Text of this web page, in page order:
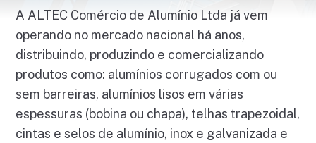
A ALTEC Comércio de Alumínio Ltda já vem
operando no mercado nacional há anos,
distribuindo, produzindo e comercializando
produtos como: alumínios corrugados com ou
sem barreiras, alumínios lisos em várias
espessuras (bobina ou chapa), telhas trapezoidal,
cintas e selos de alumínio, inox e galvanizada e